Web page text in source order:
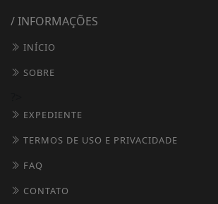
/ INFORMAÇÕES
INÍCIO
SOBRE
EXPEDIENTE
TERMOS DE USO E PRIVACIDADE
FAQ
CONTATO